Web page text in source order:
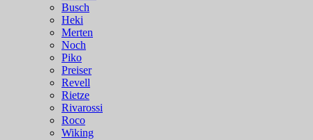
Busch
Heki
Merten
Noch
Piko
Preiser
Revell
Rietze
Rivarossi
Roco
Wiking